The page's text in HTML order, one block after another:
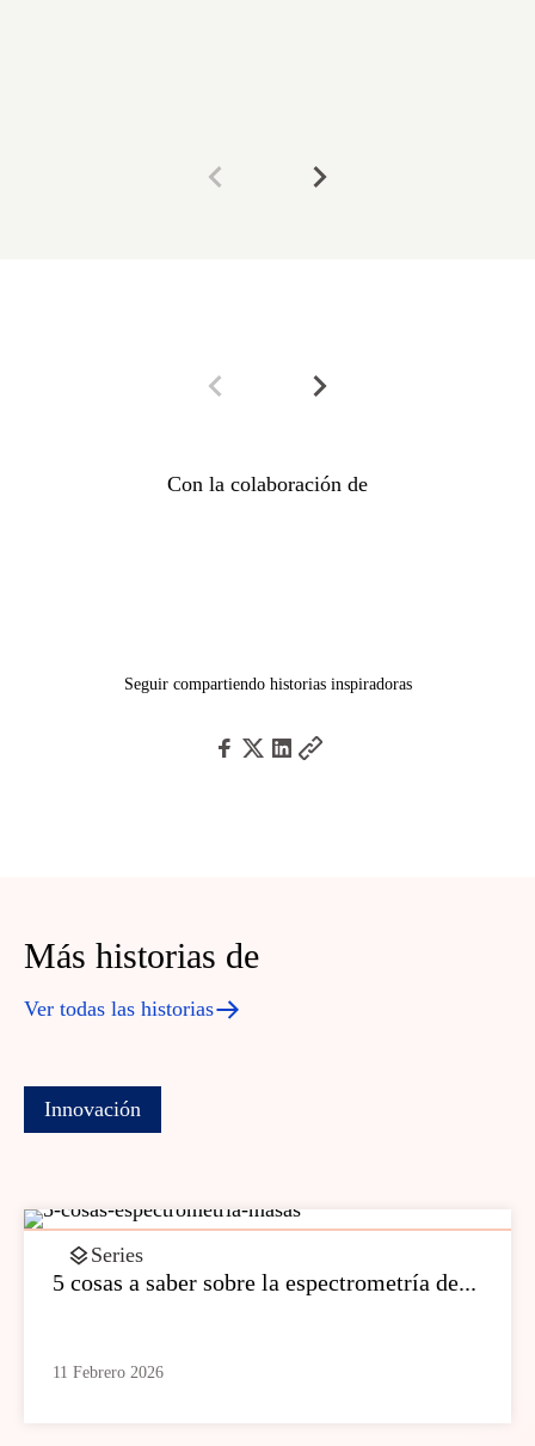
Con la colaboración de
Seguir compartiendo historias inspiradoras
Más historias de
Ver todas las historias
Innovación
Series
5 cosas a saber sobre la espectrometría de...
11 Febrero 2026